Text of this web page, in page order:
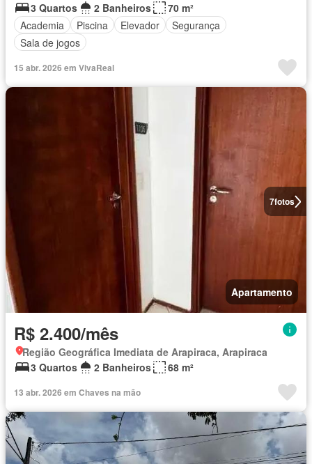
3 Quartos
2 Banheiros
70 m²
Academia
Piscina Elevador
Segurança
Sala de jogos
15 abr. 2026 em VivaReal
7fotos
Apartamento
R$ 2.400/mês
Região Geográfica Imediata de Arapiraca, Arapiraca
3 Quartos
2 Banheiros 68 m²
13 abr. 2026 em Chaves na mão